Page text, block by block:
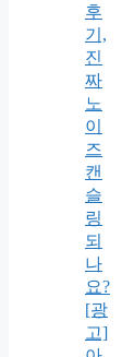
후
기,
진
짜
노
이
즈
캔
슬
링
되
나
요?
[광
고]